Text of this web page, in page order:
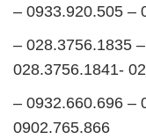
– 0933.920.505 –
– 028.3756.1835
028.3756.1841-
– 0932.660.696 –
0902.765.866